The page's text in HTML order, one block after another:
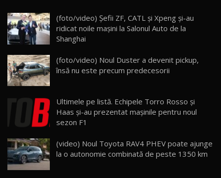
22
Noua Mazda 6e / Test Drive AutoBlog.MD
26:59
23
Lynk & Co 01 / Test Drive AutoBlog.MD
25:19
ZEEKR 009: Cel mai Performant și Confortabil
Van Electric Testat în Moldova / AutoBlog.MD
26:38
25
mai Exclusiv și Puternic Defender Testat în
Moldova
32:21
(foto/video) Șefii ZF, CATL și Xpeng și-au
ridicat noile mașini la Salonul Auto de la
Shanghai
(foto/video) Noul Duster a devenit pickup,
însă nu este precum predecesorii
Ultimele pe listă. Echipele Torro Rosso şi
Haas şi-au prezentat maşinile pentru noul
sezon F1
(video) Noul Toyota RAV4 PHEV poate ajunge
la o autonomie combinată de peste 1350 km